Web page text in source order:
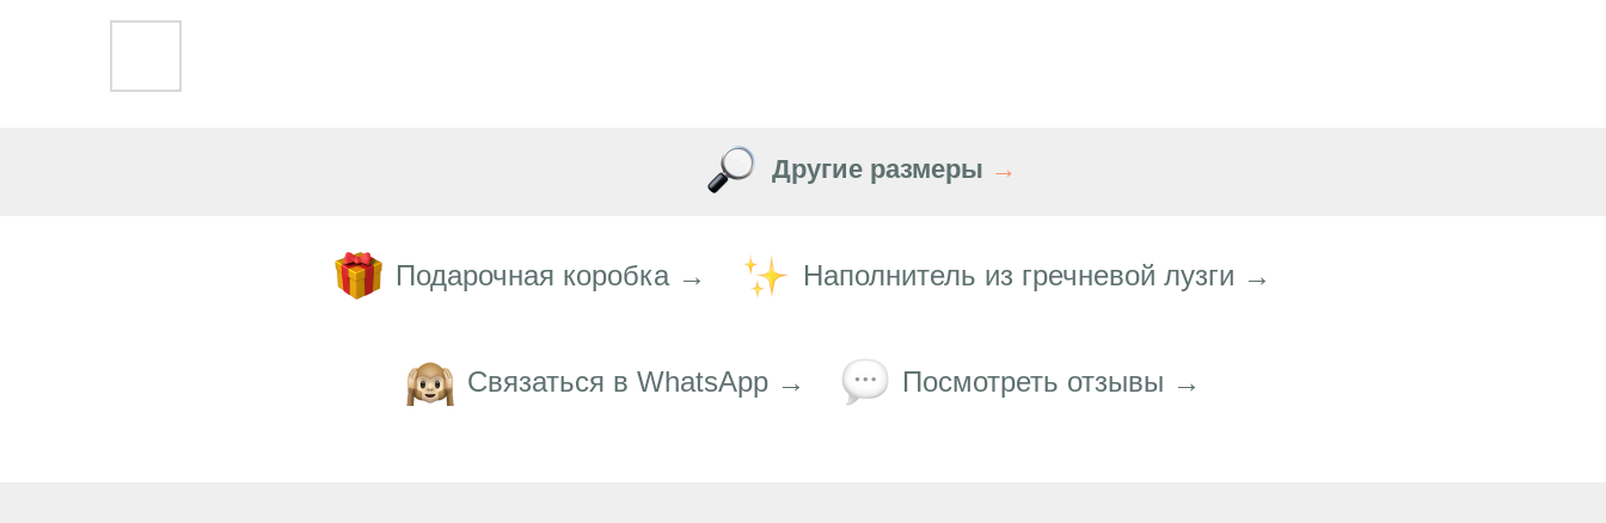
Другие размеры →
Подарочная коробка → Наполнитель из гречневой лузги →
Связаться в WhatsApp → Посмотреть отзывы →